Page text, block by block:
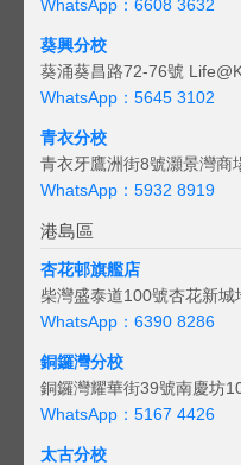
WhatsApp：6608 3632
葵興分校
葵涌葵昌路72-76號
WhatsApp：5645 3102
青衣分校
青衣牙鷹洲街8號灝景灣商
WhatsApp：5932 8919
港島區
杏花邨旗艦店
柴灣盛泰道100號杏花新城
WhatsApp：6390 8286
銅鑼灣分校
銅鑼灣耀華街39號南慶坊
WhatsApp：5167 4426
太古分校